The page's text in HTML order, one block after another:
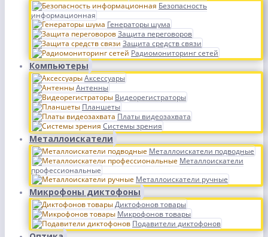
Безопасность
информационная
Генераторы шума
Защита переговоров
Защита средств связи
Радиомониторинг сетей
Компьютеры
Аксессуары
Антенны
Видеорегистраторы
Планшеты
Платы видеозахвата
Системы зрения
Металлоискатели
Металлоискатели подводные
Металлоискатели
профессиональные
Металлоискатели ручные
Микрофоны диктофоны
Диктофонов товары
Микрофонов товары
Подавители диктофонов